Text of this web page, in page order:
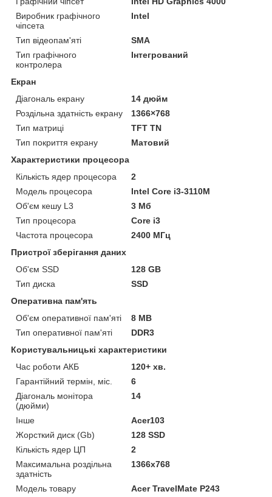
Виробник графічного
чіпсета
Intel
Тип відеопам'яті
SMA
Тип графічного
контролера
Інтегрований
Екран
Діагональ екрану
14 дюйм
Роздільна здатність екрану
1366×768
Тип матриці
TFT TN
Тип покриття екрану
Матовий
Характеристики процесора
Кількість ядер процесора
2
Модель процесора
Intel Core i3-3110M
Об'єм кешу L3
3 Мб
Тип процесора
Core i3
Частота процесора
2400 МГц
Пристрої зберігання даних
Об'єм SSD
128 GB
Тип диска
SSD
Оперативна пам'ять
Об'єм оперативної пам'яті
8 MB
Тип оперативної пам'яті
DDR3
Користувальницькі характеристики
Час роботи АКБ
120+ хв.
Гарантійний термін, міс.
6
Діагональ монітора
(дюйми)
14
Інше
Acer103
Жорсткий диск (Gb)
128 SSD
Кількість ядер ЦП
2
Максимальна роздільна
здатність
1366x768
Модель товару
Acer TravelMate P243